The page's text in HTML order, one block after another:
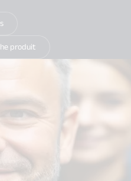
produit